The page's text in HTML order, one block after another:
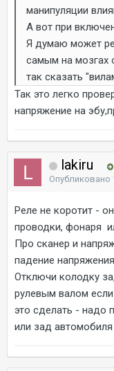
манипуляции
А вот при
Я думаю может
самым на мозгах
так сказать
Так это легко
напряжение на
lakiru
Опубликовано
Реле не коротит -
проводки, фонаря
Про сканер и
падение
Отключи колодку
рулевым валом
это сделать - надо
или зад автомобиля